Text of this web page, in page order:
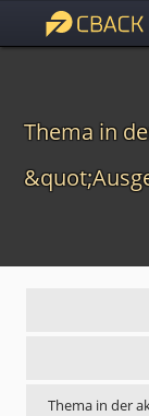
Thema in
Thema in der